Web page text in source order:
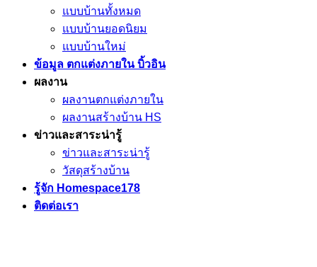
แบบบ้านทั้งหมด
แบบบ้านยอดนิยม
แบบบ้านใหม่
ข้อมูล ตกแต่งภายใน บิ้วอิน
ผลงาน
ผลงานตกแต่งภายใน
ผลงานสร้างบ้าน HS
ข่าวและสาระน่ารู้
ข่าวและสาระน่ารู้
วัสดุสร้างบ้าน
รู้จัก Homespace178
ติดต่อเรา